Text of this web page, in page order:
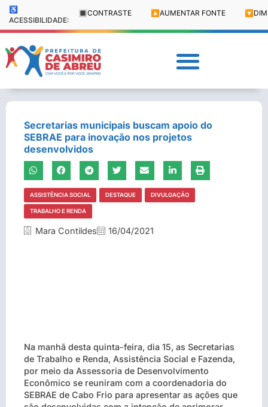
♿
ACESSIBILIDADE:
🔳 CONTRASTE 🔼 AUMENTAR FONTE 🔽
Secretarias municipais buscam apoio do
SEBRAE para inovação nos projetos
desenvolvidos
ASSISTÊNCIA SOCIAL DESTAQUE DIVULGAÇÃO
TRABALHO E RENDA
Mara Contildes 16/04/2021
Na manhã desta quinta-feira, dia 15, as Secretarias
de Trabalho e Renda, Assistência Social e Fazenda,
por meio da Assessoria de Desenvolvimento
Econômico se reuniram com a coordenadoria do
SEBRAE de Cabo Frio para apresentar as ações que